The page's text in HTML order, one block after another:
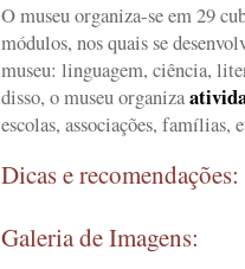
O museu organiza-se em 29
módulos, nos quais se
museu: linguagem, ciência,
disso, o museu organiza
escolas, associações, famílias,
Dicas e
Galeria de Imagens: